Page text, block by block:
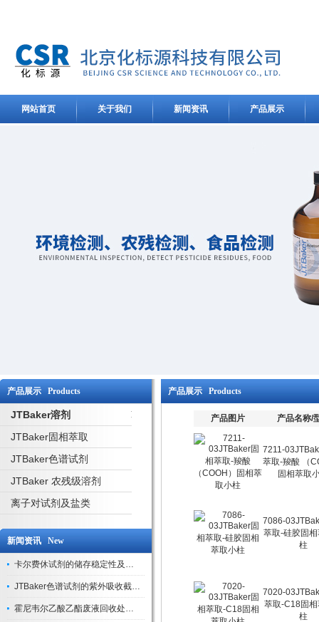
网站首页 关于我们 新闻资讯 产品展示
产品展示 Products
JTBaker溶剂
JTBaker固相萃取
JTBaker色谱试剂
JTBaker 农残级溶剂
离子对试剂及盐类
新闻资讯 New
卡尔费休试剂的储存稳定性及开封后有效期验证
JTBaker色谱试剂的紫外吸收截止波长与背景干扰
霍尼韦尔乙酸乙酯废液回收处理方法与环保处置建议
产品展示 Products
产品图片 产品名称/
7211-
萃取-羧酸 （
固相萃取
7086-
萃取-硅胶固
柱
7020-
萃取-C18固
柱